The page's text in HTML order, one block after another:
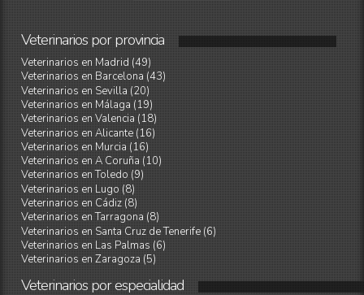
Veterinariosporprovincia
Veterinarios en Madrid (49)
Veterinarios en Barcelona (43)
Veterinarios en Sevilla (20)
Veterinarios en Málaga (19)
Veterinarios en Valencia (18)
Veterinarios en Alicante (16)
Veterinarios en Murcia (16)
Veterinarios en A Coruña (10)
Veterinarios en Toledo (9)
Veterinarios en Lugo (8)
Veterinarios en Cádiz (8)
Veterinarios en Tarragona (8)
Veterinarios en Santa Cruz de Tenerife (6)
Veterinarios en Las Palmas (6)
Veterinarios en Zaragoza (5)
Veterinariosporespecialidad